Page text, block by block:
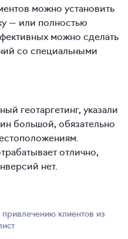
можно установить
— или полностью
можно сделать
со специальными
геотаргетинг, указали
большой, обязательно
отлично,
нет.
клиентов из